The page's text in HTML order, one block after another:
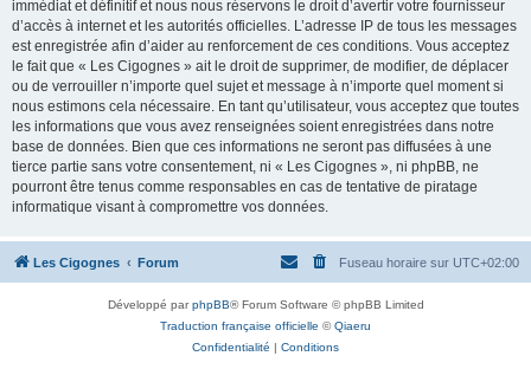
immédiat et définitif et nous nous réservons le droit d’avertir votre fournisseur
d’accès à internet et les autorités officielles. L’adresse IP de tous les messages
est enregistrée afin d’aider au renforcement de ces conditions. Vous acceptez
le fait que « Les Cigognes » ait le droit de supprimer, de modifier, de déplacer
ou de verrouiller n’importe quel sujet et message à n’importe quel moment si
nous estimons cela nécessaire. En tant qu’utilisateur, vous acceptez que toutes
les informations que vous avez renseignées soient enregistrées dans notre
base de données. Bien que ces informations ne seront pas diffusées à une
tierce partie sans votre consentement, ni « Les Cigognes », ni phpBB, ne
pourront être tenus comme responsables en cas de tentative de piratage
informatique visant à compromettre vos données.
Les Cigognes Forum Fuseau horaire sur UTC+02:00
Développé parphpBB® Forum Software © phpBB Limited
Traduction française officielle ©Qiaeru
Confidentialité | Conditions